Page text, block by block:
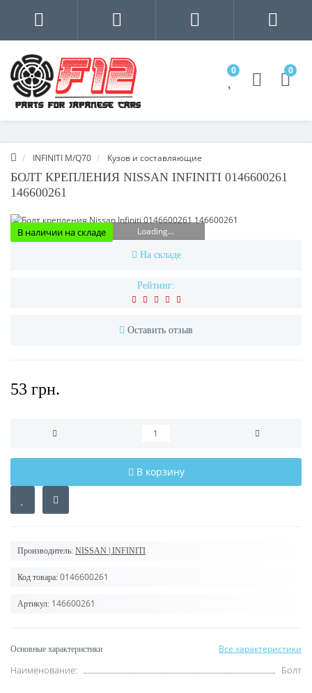
0 0
INFINITI M/Q70 Кузов и составляющие
БОЛТ КРЕПЛЕНИЯ NISSAN INFINITI 0146600261
146600261
В наличии на складе Loading...
На складе
Рейтинг:
Оставить отзыв
53 грн.
В корзину
Производитель: NISSAN | INFINITI
Код товара: 0146600261
Артикул: 146600261
Основные характеристики Все характеристики
Наименование: Болт